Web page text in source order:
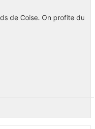
de Coise. On profite du